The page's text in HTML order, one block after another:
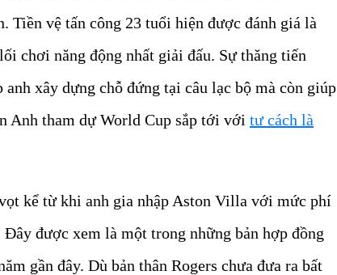
Tiền vệ tấn công 23 tuổi hiện được đánh giá là
chơi năng động nhất giải đấu. Sự thăng tiến
xây dựng chỗ đứng tại câu lạc bộ mà còn giúp
Anh tham dự World Cup sắp tới với tư cách là
kể từ khi anh gia nhập Aston Villa với mức phí
được xem là một trong những bản hợp đồng
gần đây. Dù bản thân Rogers chưa đưa ra bất